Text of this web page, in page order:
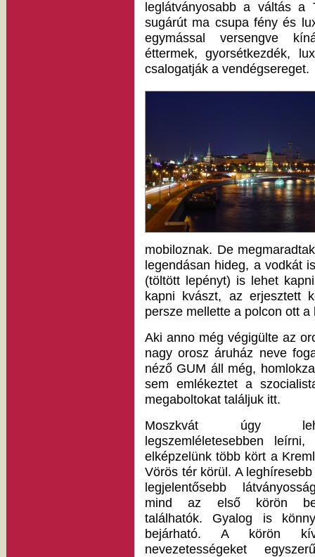
leglátványosabb a váltás
sugárút ma csupa fény és
egymással versengve
éttermek, gyorsétkezdék,
csalogatják a vendégsereget.
mobiloznak. De
legendásan hideg, a vodkát
(töltött lepényt) is lehet
kapni kvászt, az erjesztett
persze mellette a polcon ott a
Aki anno még végigülte az
nagy orosz áruház neve
néző GUM áll még,
sem emlékeztet a
megaboltokat találjuk itt.
Moszkvát úgy
legszemléletesebben leírni,
elképzelünk több kört a
Vörös tér körül. A
legjelentősebb
mind az első körön
találhatók. Gyalog is
bejárható. A körön
nevezetességeket